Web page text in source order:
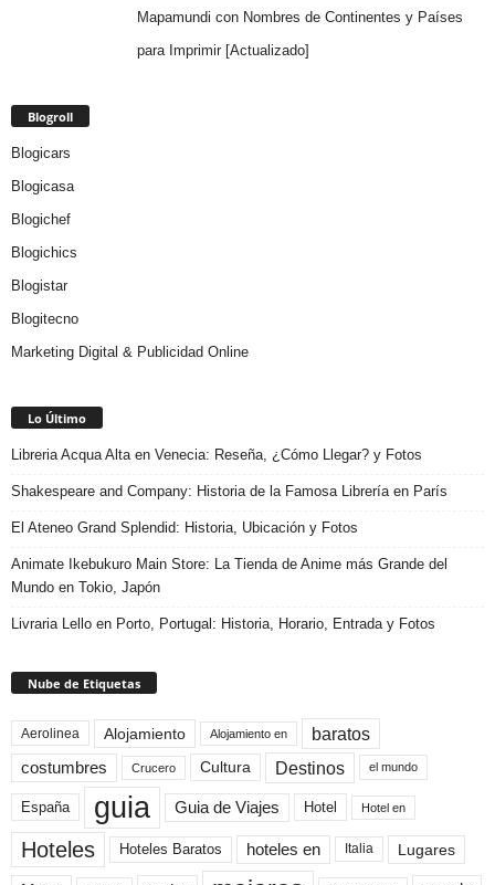
Mapamundi con Nombres de Continentes y Países
para Imprimir [Actualizado]
Blogroll
Blogicars
Blogicasa
Blogichef
Blogichics
Blogistar
Blogitecno
Marketing Digital & Publicidad Online
Lo Último
Libreria Acqua Alta en Venecia: Reseña, ¿Cómo Llegar? y Fotos
Shakespeare and Company: Historia de la Famosa Librería en París
El Ateneo Grand Splendid: Historia, Ubicación y Fotos
Animate Ikebukuro Main Store: La Tienda de Anime más Grande del
Mundo en Tokio, Japón
Livraria Lello en Porto, Portugal: Historia, Horario, Entrada y Fotos
Nube de Etiquetas
Aerolinea Alojamiento Alojamiento en baratos
costumbres Crucero Cultura Destinos el mundo
España guia Guia de Viajes Hotel Hotel en
Hoteles Hoteles Baratos hoteles en Italia Lugares